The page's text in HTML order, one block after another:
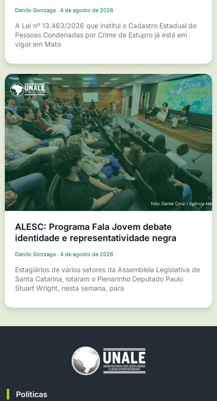
Danilo Gonzaga 4 de agosto de 2026
A Lei nº 13.463/2026 que institui o Cadastro Estadual de
Pessoas Condenadas por Crime de Estupro já está em
vigor em Mato
ALESC: Programa Fala Jovem debate
identidade e representatividade negra
Danilo Gonzaga 4 de agosto de 2026
Estagiários de vários setores da Assembleia Legislativa de
Santa Catarina, lotaram o Plenarinho Deputado Paulo
Stuart Wright, nesta semana, para
Políticas